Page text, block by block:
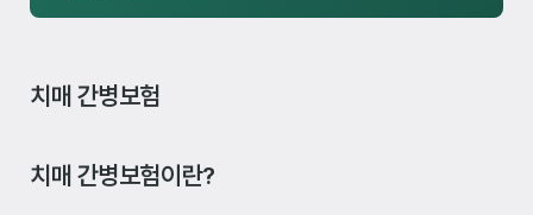
치매 간병보험
치매 간병보험이란?